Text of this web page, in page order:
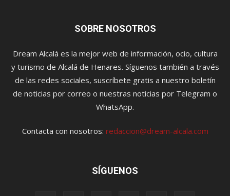
SOBRE NOSOTROS
Dream Alcalá es la mejor web de información, ocio, cultura
y turismo de Alcalá de Henares. Síguenos también a través
de las redes sociales, suscríbete gratis a nuestro boletín
de noticias por correo o nuestras noticias por Telegram o
WhatsApp.
Contacta con nosotros: redaccion@dream-alcala.com
SÍGUENOS